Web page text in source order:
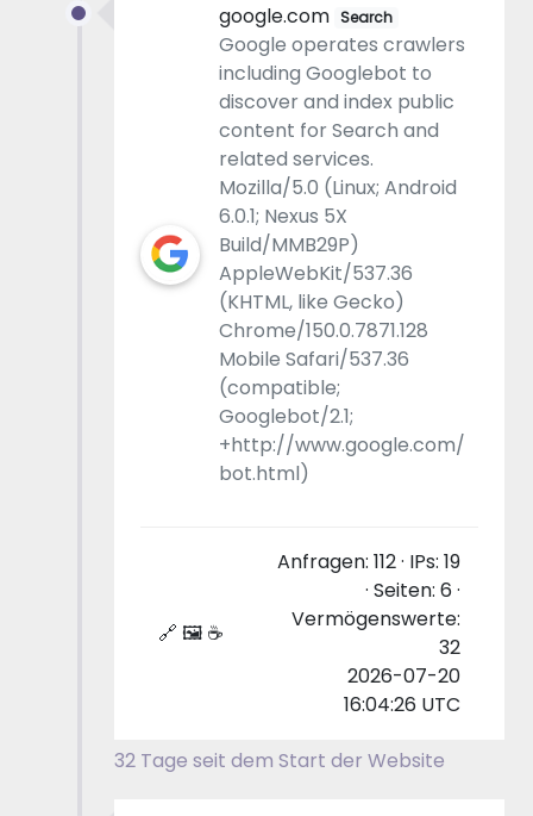
google.com Search
Google operates crawlers
including Googlebot to
discover and index public
content for Search and
related services.
Mozilla/5.0 (Linux; Android
6.0.1; Nexus 5X
Build/MMB29P)
AppleWebKit/537.36
(KHTML, like Gecko)
Chrome/150.0.7871.128
Mobile Safari/537.36
(compatible;
Googlebot/2.1;
+http://www.google.com/
bot.html)
🔗 🖼 ☕
Anfragen: 112 · IPs: 19
· Seiten: 6 ·
Vermögenswerte:
32
2026-07-20
16:04:26 UTC
32 Tage seit dem Start der Website